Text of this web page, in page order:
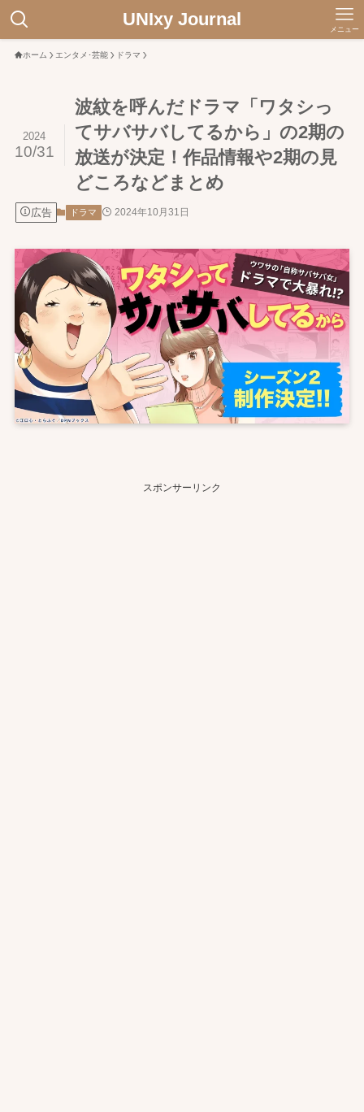
UNIxy Journal メニュー
ホーム エンタメ･芸能 ドラマ
波紋を呼んだドラマ「ワタシっ
てサバサバしてるから」の2期の
放送が決定！作品情報や2期の見
どころなどまとめ
2024
10/31
広告 ドラマ 2024年10月31日
スポンサーリンク